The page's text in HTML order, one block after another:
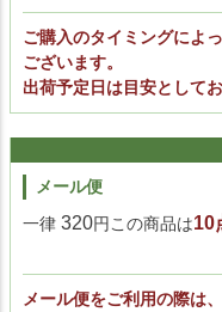
ご購入のタイミングによ
ございます。
出荷予定日は目安として
メール便
一律 320円この商品は10
メール便をご利用の際は